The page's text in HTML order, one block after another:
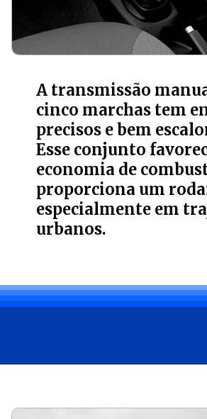
A transmissão
cinco marchas tem
precisos e bem
Esse conjunto
economia de
proporciona um
especialmente em
urbanos.